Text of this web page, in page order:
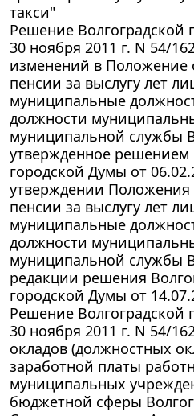
такси"
Решение Волгоградской
30 ноября 2011 г. N 54/
изменений в Положение
пенсии за выслугу лет
муниципальные
должности
муниципальной службы
утвержденное решением
городской Думы от
утверждении Положения
пенсии за выслугу лет
муниципальные
должности
муниципальной службы
редакции решения
городской Думы от
Решение Волгоградской
30 ноября 2011 г. N 54/
окладов (должностных
заработной платы
муниципальных
бюджетной сферы